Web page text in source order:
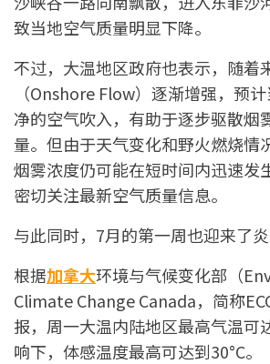
致当地空气质量明显下降。
不过，大温地区政府也表示，随着
（Onshore Flow）逐渐增强，预
净的空气吹入，有助于逐步驱散烟
量。但由于天气变化和野火燃烧情
烟雾浓度仍可能在短时间内迅速发
密切关注最新空气质量信息。
与此同时，7月的第一周也迎来了炎
根据加拿大环境与气候变化部（
Climate Change Canada，简称
报，周一大温内陆地区最高气温可
响下，体感温度最高可达到30°C。